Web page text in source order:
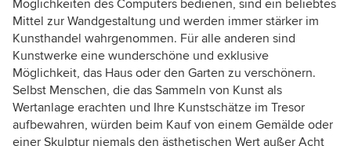
Möglichkeiten des Computers bedienen, sind ein beliebtes
Mittel zur Wandgestaltung und werden immer stärker im
Kunsthandel wahrgenommen. Für alle anderen sind
Kunstwerke eine wunderschöne und exklusive
Möglichkeit, das Haus oder den Garten zu verschönern.
Selbst Menschen, die das Sammeln von Kunst als
Wertanlage erachten und Ihre Kunstschätze im Tresor
aufbewahren, würden beim Kauf von einem Gemälde oder
einer Skulptur niemals den ästhetischen Wert außer Acht